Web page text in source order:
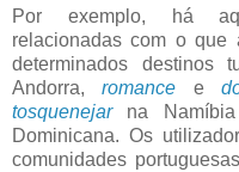
Por exemplo, há
relacionadas com o que
determinados destinos
Andorra,romance e
tosquenejarna
Dominicana. Os
comunidades